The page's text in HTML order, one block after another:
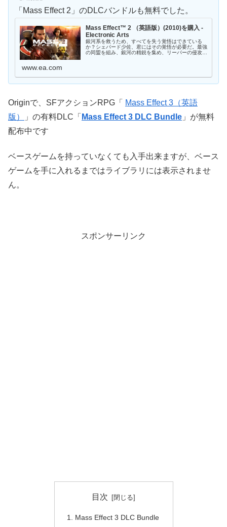
「Mass Effect 2」のDLCバンドルも無料でした。
Mass Effect™ 2 （英語版）(2010)を購入 -
Electronic Arts
銀河系を救うため、すべてを失う覚悟はできている
か？シェパード少佐、君にはその覚悟が必要だ。最強
の同盟を組み、銀河の精鋭を集め、リーパーの侵攻に
www.ea.com
Originで、SFアクションRPG「
Mass Effect 3（英語
版）
」の有料DLC「 Mass Effect 3 DLC Bundle 」が無料
配布中です
ベースゲームを持っていなくても入手出来ますが、ベース
ゲームを手に入れるまではライブラリには表示されませ
ん。
スポンサーリンク
目次
Mass Effect 3 DLC Bundle